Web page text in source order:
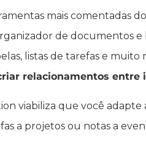
mais comentadas
de documentos
listas de tarefas e
relacionamentos entre
viabiliza que você
a projetos ou notas a